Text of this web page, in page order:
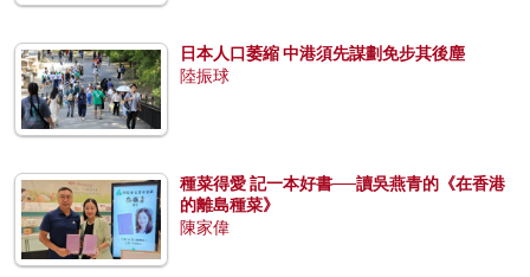
日本人口萎縮 中港須先謀劃免步其後塵
陸振球
種菜得愛 記一本好書──讀吳燕青的《在香港
的離島種菜》
陳家偉